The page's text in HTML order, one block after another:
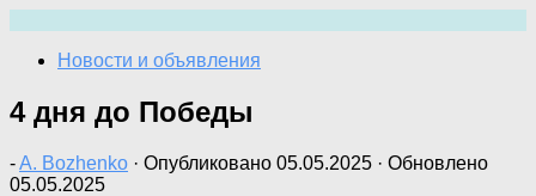
содержимому
Новости и объявления
4 дня до Победы
-A. Bozhenko · Опубликовано 05.05.2025 · Обновлено
05.05.2025